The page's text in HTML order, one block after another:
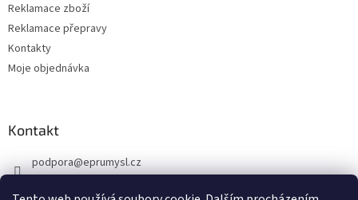
Reklamace zboží
Reklamace přepravy
Kontakty
Moje objednávka
Kontakt
podpora@eprumysl.cz